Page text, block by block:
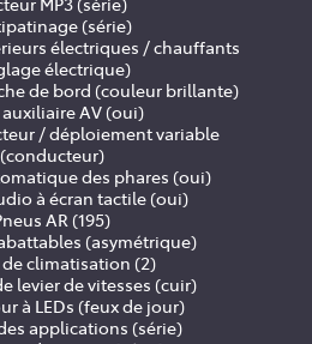
(série)
électriques / chauffants
électrique)
de bord (couleur brillante)
auxiliaire AV (oui)
/ déploiement variable
(conducteur)
des phares (oui)
à écran tactile (oui)
AR (195)
(asymétrique)
climatisation (2)
levier de vitesses (cuir)
à LEDs (feux de jour)
applications (série)